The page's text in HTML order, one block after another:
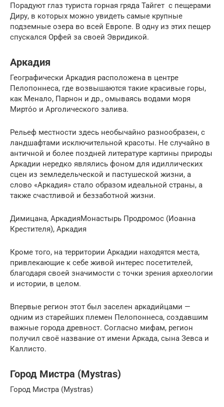
Порадуют глаз туриста горная гряда Тайгет с пещерами
Диру, в которых можно увидеть самые крупные
подземные озера во всей Европе. В одну из этих пещер
спускался Орфей за своей Эвридикой.
Аркадия
Географически Аркадия расположена в центре
Пелопоннеса, где возвышаются такие красивые горы,
как Менало, Парнон и др., омываясь водами моря
Мирто́о и Арголического залива.
Рельеф местности здесь необычайно разнообразен, с
ландшафтами исключительной красоты. Не случайно в
античной и более поздней литературе картины природы
Аркадии нередко являлись фоном для идиллических
сцен из земледельческой и пастушеской жизни, а
слово «Аркадия» стало образом идеальной страны, а
также счастливой и беззаботной жизни.
Димицана, АркадияМонастырь Продромос (Иоанна
Крестителя), Аркадия
Кроме того, на территории Аркадии находятся места,
привлекающие к себе живой интерес посетителей,
благодаря своей значимости с точки зрения археологии
и истории, в целом.
Впервые регион этот был заселен аркадийцами —
одним из старейших племен Пелопоннеса, создавшим
важные города древност. Согласно мифам, регион
получил своё название от имени Аркада, сына Зевса и
Каллисто.
Город Мистра (Mystras)
Город Мистра (Mystras)